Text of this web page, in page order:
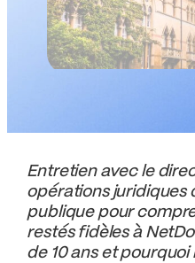
Entretien avec le
opérations juridiques
publique pour
restés fidèles à
de 10 ans et